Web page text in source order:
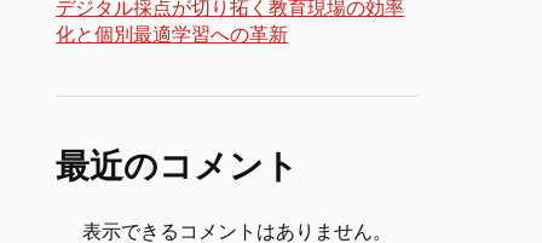
デジタル採点が切り拓く教育現場の効率
化と個別最適学習への革新
最近のコメント
表示できるコメントはありません。